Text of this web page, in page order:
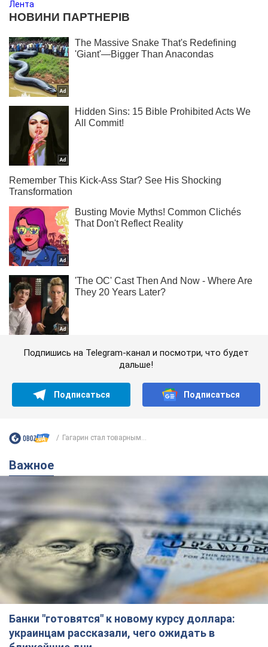
Лента
Подпишись на Telegram-канал и посмотри, что будет
дальше!
Подписаться Подписаться
Гагарин стал товарным...
Важное
Банки "готовятся" к новому курсу доллара:
украинцам рассказали, чего ожидать в